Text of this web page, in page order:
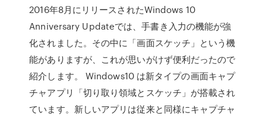
2016年8月にリリースされたWindows 10
Anniversary Updateでは、手書き入力の機能が強
化されました。その中に「画面スケッチ」という機
能がありますが、これが思いがけず便利だったので
紹介します。 Windows10 は新タイプの画面キャプ
チャアプリ「切り取り領域とスケッチ」が搭載され
ています。新しいアプリは従来と同様にキャプチャ